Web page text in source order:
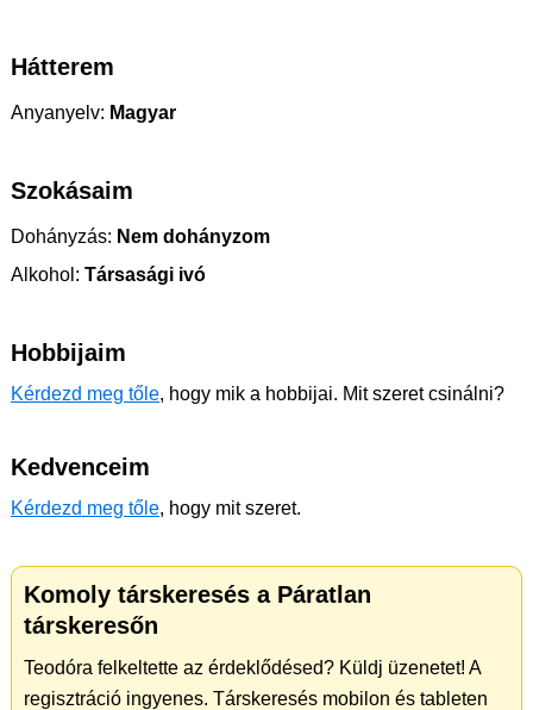
Hátterem
Anyanyelv: Magyar
Szokásaim
Dohányzás: Nem dohányzom
Alkohol: Társasági ivó
Hobbijaim
Kérdezd meg tőle, hogy mik a hobbijai. Mit szeret csinálni?
Kedvenceim
Kérdezd meg tőle, hogy mit szeret.
Komoly társkeresés a Páratlan
társkeresőn
Teodóra felkeltette az érdeklődésed? Küldj üzenetet! A
regisztráció ingyenes. Társkeresés mobilon és tableten